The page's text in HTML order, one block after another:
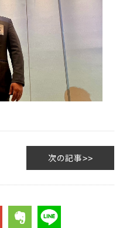
次の記事